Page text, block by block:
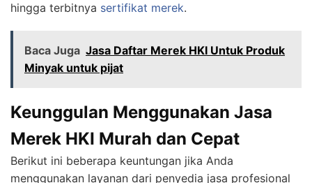
hingga terbitnya sertifikat merek.
Baca Juga Jasa Daftar Merek HKI Untuk Produk
Minyak untuk pijat
Keunggulan Menggunakan Jasa
Merek HKI Murah dan Cepat
Berikut ini beberapa keuntungan jika Anda
menggunakan layanan dari penyedia jasa profesional